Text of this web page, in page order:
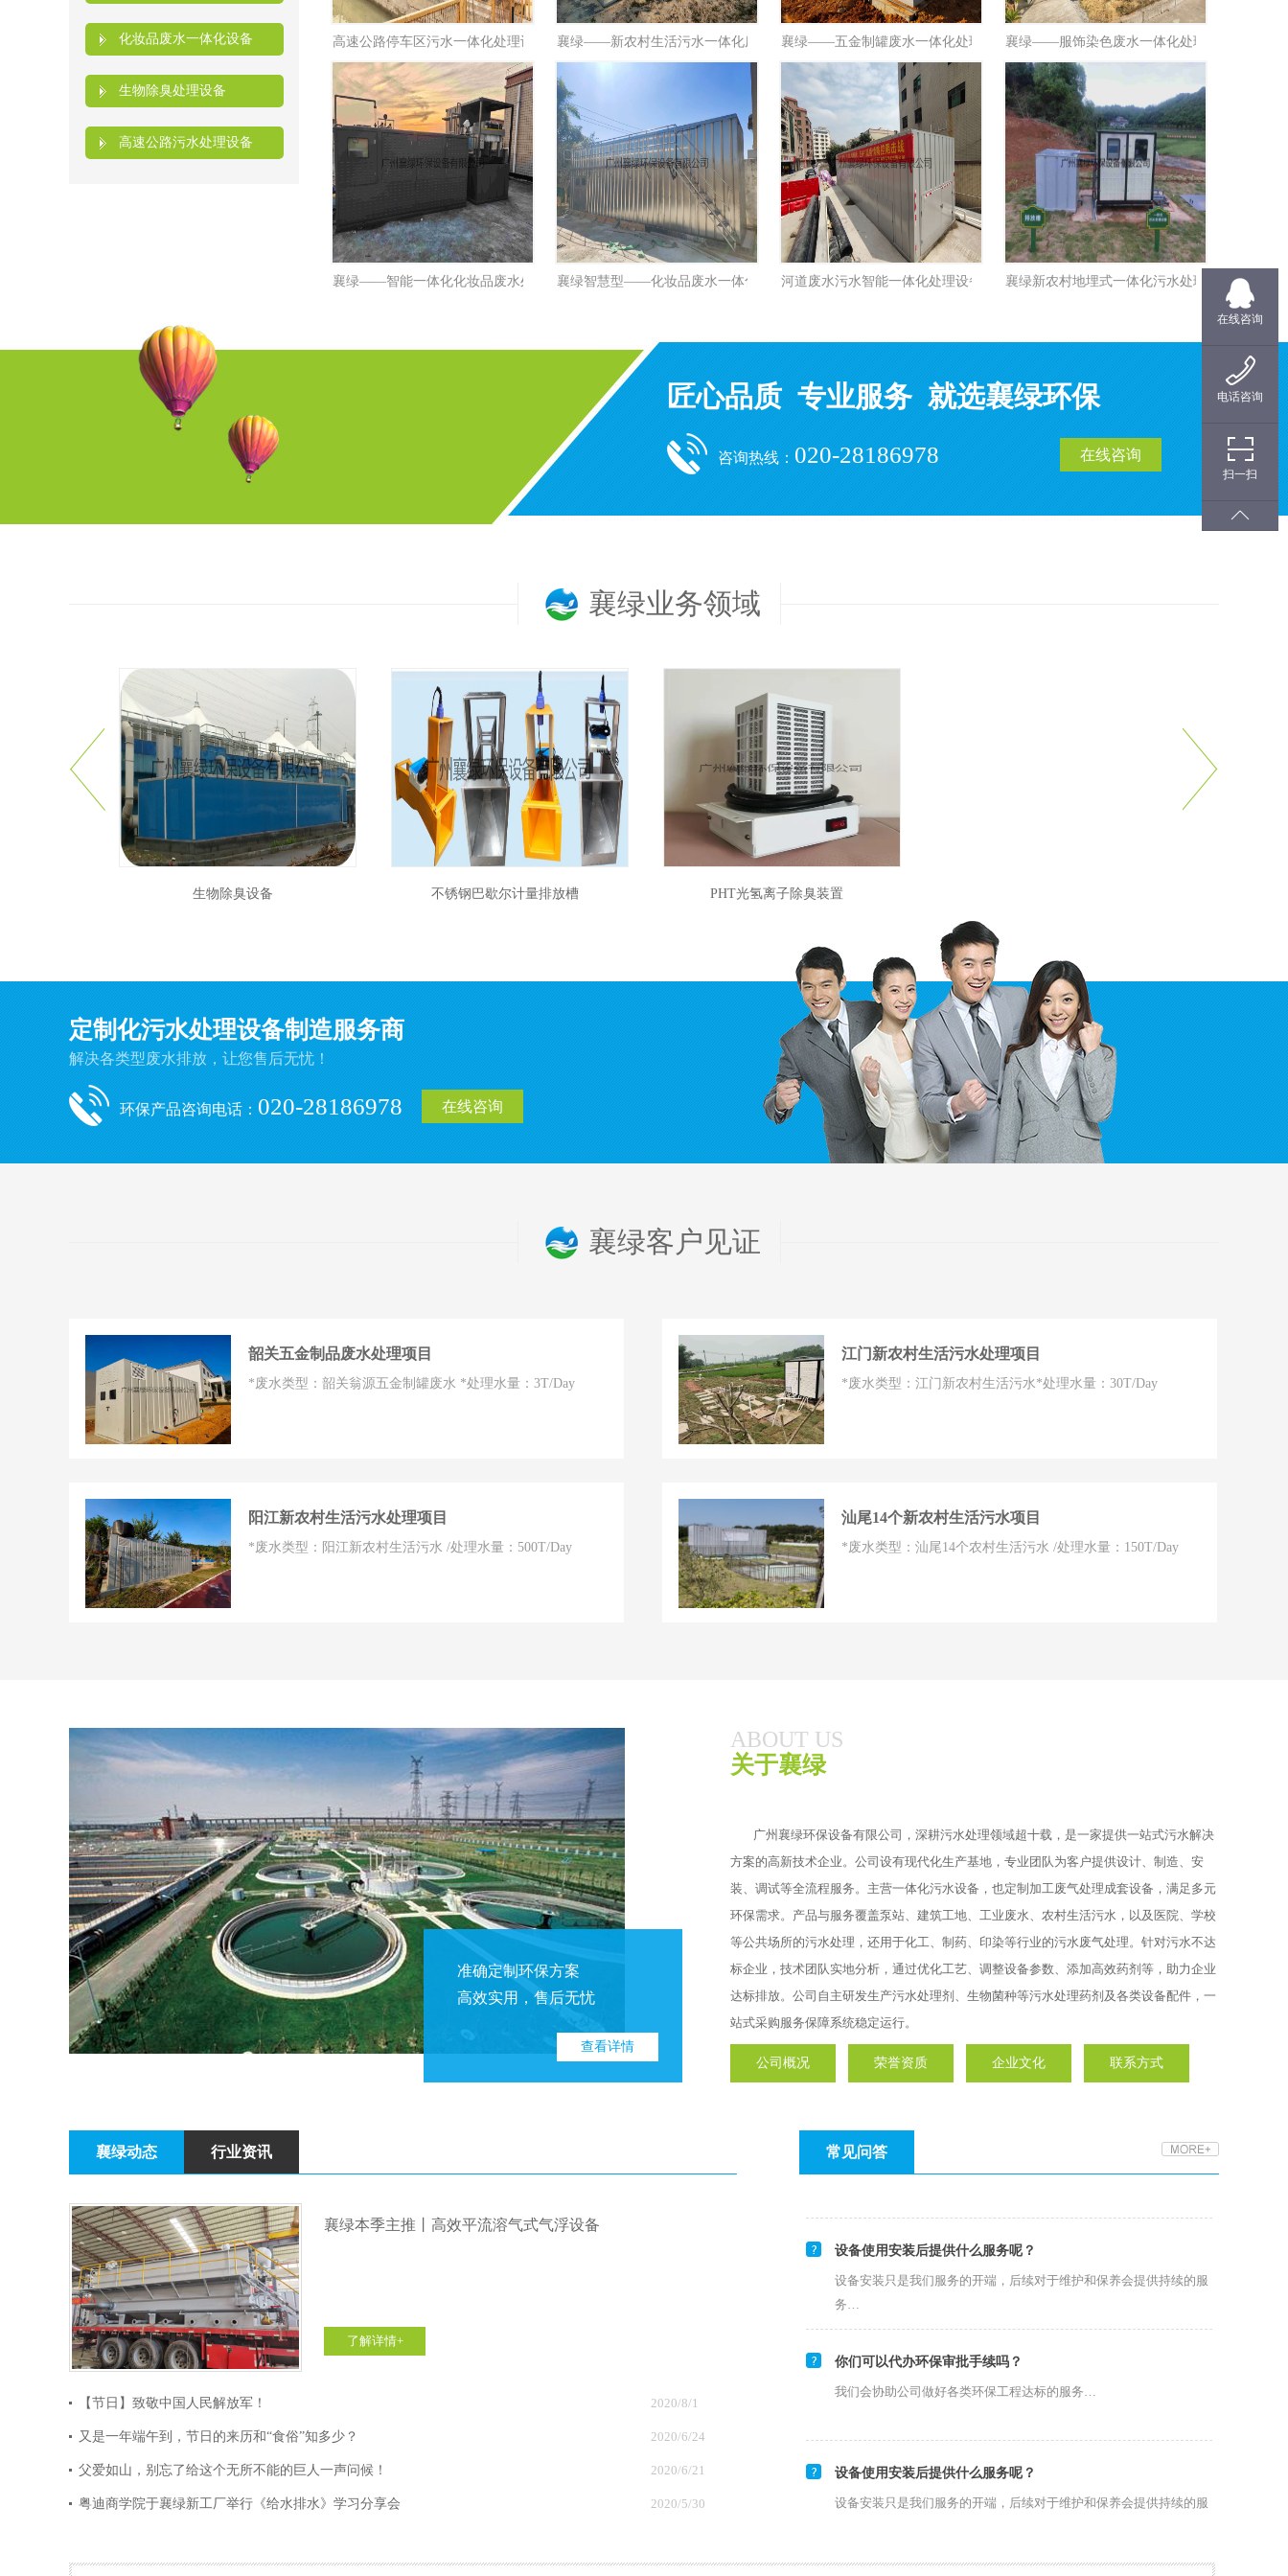
1 2
化妆品废水一体化设备
生物除臭处理设备
高速公路污水处理设备
高速公路停车区污水一体化处理设备 襄绿——新农村生活污水一体化废水设备襄绿——五金制罐废水一体化处理设备襄绿——服饰染色废水一体化处理设备
襄绿——智能一体化化妆品废水处理设备襄绿智慧型——化妆品废水一体化处理设...河道废水污水智能一体化处理设备 襄绿新农村地埋式一体化污水处理设备
匠心品质 专业服务 就选襄绿环保
咨询热线： 020-28186978 在线咨询
襄绿业务领域
生物除臭设备 不锈钢巴歇尔计量排放槽 PHT光氢离子除臭装置
定制化污水处理设备制造服务商
解决各类型废水排放，让您售后无忧！
环保产品咨询电话： 020-28186978 在线咨询
襄绿客户见证
韶关五金制品废水处理项目
*废水类型：韶关翁源五金制罐废水 *处理水量：3T/Day
江门新农村生活污水处理项目
*废水类型：江门新农村生活污水*处理水量：30T/Day
阳江新农村生活污水处理项目
*废水类型：阳江新农村生活污水 /处理水量：500T/Day
汕尾14个新农村生活污水项目
*废水类型：汕尾14个农村生活污水 /处理水量：150T/Day
准确定制环保方案
高效实用，售后无忧
查看详情
ABOUT US
关于襄绿
方案的高新技术企业。公司设有现代化生产基地，专业团队为客户提供设计、制造、安
装、调试等全流程服务。主营一体化污水设备，也定制加工废气处理成套设备，满足多元
环保需求。产品与服务覆盖泵站、建筑工地、工业废水、农村生活污水，以及医院、学校
等公共场所的污水处理，还用于化工、制药、印染等行业的污水废气处理。针对污水不达
标企业，技术团队实地分析，通过优化工艺、调整设备参数、添加高效药剂等，助力企业
达标排放。公司自主研发生产污水处理剂、生物菌种等污水处理药剂及各类设备配件，一
站式采购服务保障系统稳定运行。
公司概况 荣誉资质 企业文化 联系方式
襄绿动态 行业资讯
襄绿本季主推丨高效平流溶气式气浮设备
了解详情+
2020/8/1
【节日】致敬中国人民解放军！
2020/6/24
又是一年端午到，节日的来历和“食俗”知多少？
2020/6/21
父爱如山，别忘了给这个无所不能的巨人一声问候！
2020/5/30
粤迪商学院于襄绿新工厂举行《给水排水》学习分享会
常见问答
你们可以代办环保审批手续吗？
我们会协助公司做好各类环保工程达标的服务…
设备使用安装后提供什么服务呢？
设备安装只是我们服务的开端，后续对于维护和保养会提供持续的服
我们会协助公司做好各类环保工程达标的服务…
设备安装只是我们服务的开端，后续对于维护和保养会提供持续的服
务…
我们会协助公司做好各类环保工程达标的服务…
设备安装只是我们服务的开端，后续对于维护和保养会提供持续的服
务…
在线咨询
电话咨询
扫一扫